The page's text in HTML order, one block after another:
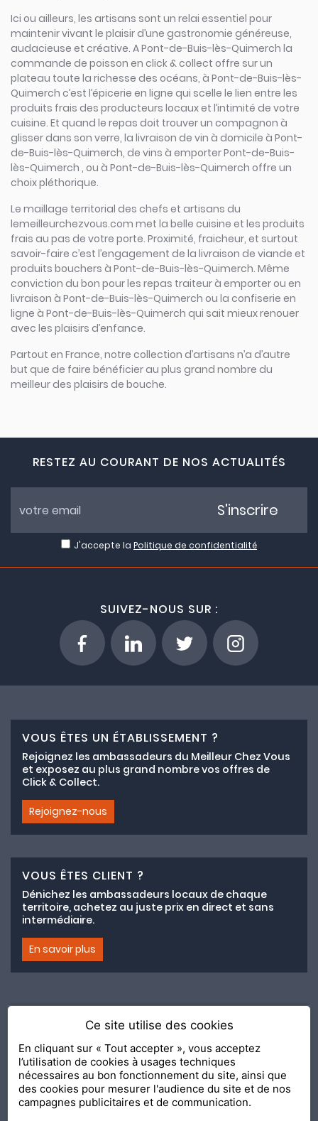
Ici ou ailleurs, les artisans sont un relai essentiel pour
maintenir vivant le plaisir d’une gastronomie généreuse,
audacieuse et créative. A Pont-de-Buis-lès-Quimerch la
commande de poisson en click & collect offre sur un
plateau toute la richesse des océans, à Pont-de-Buis-lès-
Quimerch c’est l’épicerie en ligne qui scelle le lien entre les
produits frais des producteurs locaux et l’intimité de votre
cuisine. Et quand le repas doit trouver un compagnon à
glisser dans son verre, la livraison de vin à domicile à Pont-
de-Buis-lès-Quimerch, de vins à emporter Pont-de-Buis-
lès-Quimerch , ou à Pont-de-Buis-lès-Quimerch offre un
choix pléthorique.
Le maillage territorial des chefs et artisans du
lemeilleurchezvous.com met la belle cuisine et les produits
frais au pas de votre porte. Proximité, fraicheur, et surtout
savoir-faire c’est l’engagement de la livraison de viande et
produits bouchers à Pont-de-Buis-lès-Quimerch. Même
conviction du bon pour les repas traiteur à emporter ou en
livraison à Pont-de-Buis-lès-Quimerch ou la confiserie en
ligne à Pont-de-Buis-lès-Quimerch qui sait mieux renouer
avec les plaisirs d’enfance.
Partout en France, notre collection d’artisans n’a d’autre
but que de faire bénéficier au plus grand nombre du
meilleur des plaisirs de bouche.
RESTEZ AU COURANT DE NOS ACTUALITÉS
J'accepte la Politique de confidentialité
S'inscrire
SUIVEZ-NOUS SUR :
VOUS ÊTES UN ÉTABLISSEMENT ?
Rejoignez les ambassadeurs du Meilleur Chez Vous
et exposez au plus grand nombre vos offres de
Click & Collect.
Rejoignez-nous
VOUS ÊTES CLIENT ?
Dénichez les ambassadeurs locaux de chaque
territoire, achetez au juste prix en direct et sans
intermédiaire.
En savoir plus
Adhésion au collectif lemeilleurchezvous.com
Nous contacter Nos Ambassadeurs Présentation
2020 Le Meilleur Chez Vous, édité parAPI & YOU| Agence
conseil & communication Editeur de la solution Console
Shop and Go
Ce site utilise des cookies
En cliquant sur « Tout accepter », vous acceptez
l’utilisation de cookies à usages techniques
nécessaires au bon fonctionnement du site, ainsi que
des cookies pour mesurer l'audience du site et de nos
campagnes publicitaires et de communication.